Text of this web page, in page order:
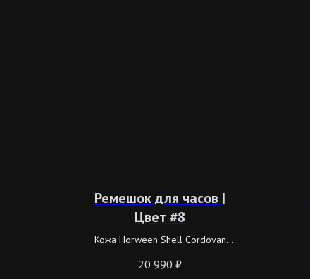
Ремешок для часов |
Цвет #8
Кожа Horween Shell Cordovan
20 990 ₽